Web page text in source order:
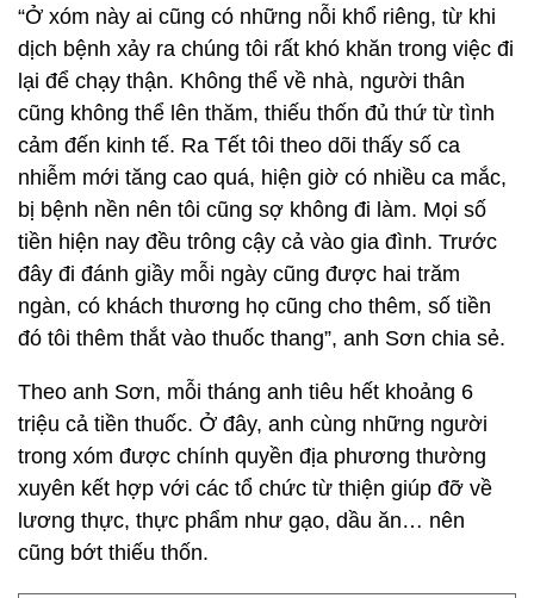
“Ở xóm này ai cũng có những nỗi khổ riêng, từ khi
dịch bệnh xảy ra chúng tôi rất khó khăn trong việc đi
lại để chạy thận. Không thể về nhà, người thân
cũng không thể lên thăm, thiếu thốn đủ thứ từ tình
cảm đến kinh tế. Ra Tết tôi theo dõi thấy số ca
nhiễm mới tăng cao quá, hiện giờ có nhiều ca mắc,
bị bệnh nền nên tôi cũng sợ không đi làm. Mọi số
tiền hiện nay đều trông cậy cả vào gia đình. Trước
đây đi đánh giầy mỗi ngày cũng được hai trăm
ngàn, có khách thương họ cũng cho thêm, số tiền
đó tôi thêm thắt vào thuốc thang”, anh Sơn chia sẻ.
Theo anh Sơn, mỗi tháng anh tiêu hết khoảng 6
triệu cả tiền thuốc. Ở đây, anh cùng những người
trong xóm được chính quyền địa phương thường
xuyên kết hợp với các tổ chức từ thiện giúp đỡ về
lương thực, thực phẩm như gạo, dầu ăn… nên
cũng bớt thiếu thốn.